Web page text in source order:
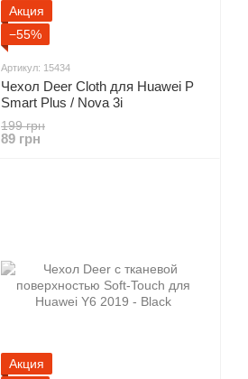
Акция
−55%
Артикул: 15434
Чехол Deer Cloth для Huawei P
Smart Plus / Nova 3i
199 грн
89 грн
Акция